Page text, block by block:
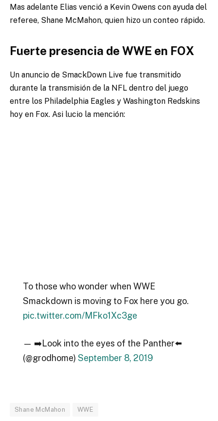
Mas adelante Elias venció a Kevin Owens con ayuda del
referee, Shane McMahon, quien hizo un conteo rápido.
Fuerte presencia de WWE en FOX
Un anuncio de SmackDown Live fue transmitido
durante la transmisión de la NFL dentro del juego
entre los Philadelphia Eagles y Washington Redskins
hoy en Fox. Asi lucio la mención:
To those who wonder when WWE
Smackdown is moving to Fox here you go.
pic.twitter.com/MFko1Xc3ge
— ➡️Look into the eyes of the Panther⬅️
(@grodhome) September 8, 2019
Shane McMahon WWE